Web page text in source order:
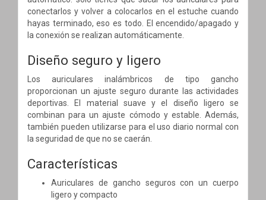
conectarlos y volver a colocarlos en el estuche cuando
hayas terminado, eso es todo. El encendido/apagado y
la conexión se realizan automáticamente.
Diseño seguro y ligero
Los auriculares inalámbricos de tipo gancho
proporcionan un ajuste seguro durante las actividades
deportivas. El material suave y el diseño ligero se
combinan para un ajuste cómodo y estable. Además,
también pueden utilizarse para el uso diario normal con
la seguridad de que no se caerán.
Características
Auriculares de gancho seguros con un cuerpo
ligero y compacto